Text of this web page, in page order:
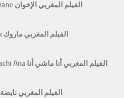
Film marocain Al Ikhwane الفيلم المغربي الإخوان
Film Marocain Marock الفيلم المغربي ماروك
Film marocain Ana Machi Ana الفيلم المغربي أنا ماشي أنا
Film marocain Nayda الفيلم المغربي نايضة